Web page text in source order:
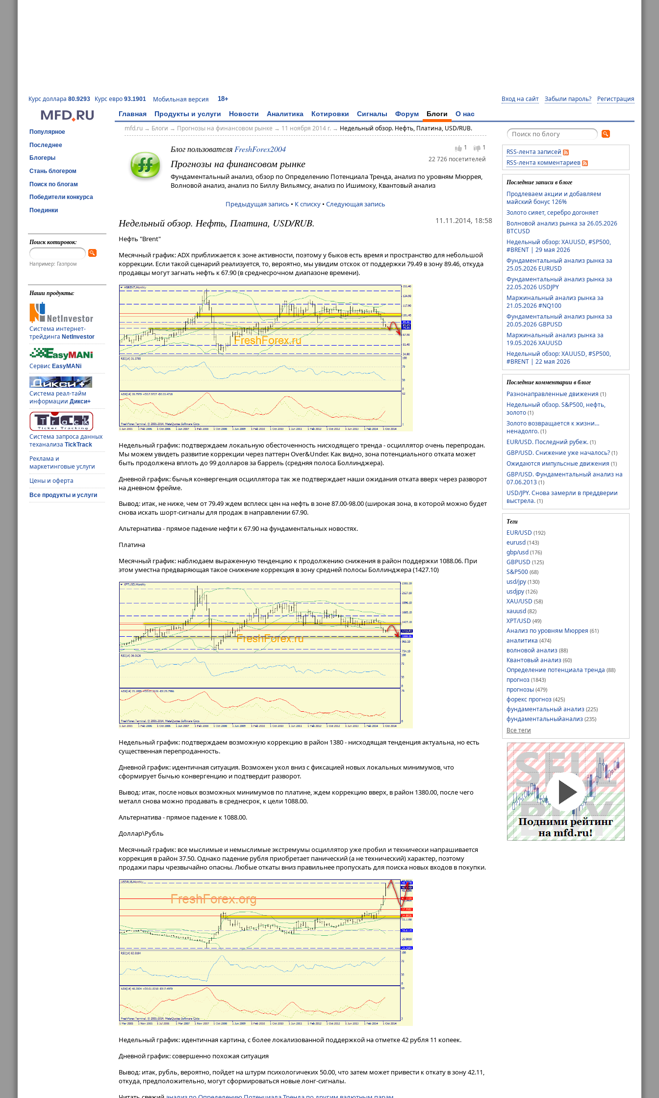
Курс доллара 80.9293 Курс евро 93.1901 Мобильная версия 18+ Вход на сайт Забыли пароль? Регистрация
Главная Продукты и услуги Новости Аналитика Котировки Сигналы Форум Блоги О нас
Популярное
Последнее
Блогеры
Стань блогером
Поиск по блогам
Победители конкурса
Поединки
Поиск котировок:
Например: Газпром
Наши продукты:
Система интернет-
трейдингаNetInvestor
СервисEasyMANi
Система реал-тайм
информацииДикси+
Система запроса данных
теханализаTickTrack
Реклама и
маркетинговые услуги
Цены и оферта
Все продукты и услуги
mfd.ru→ Блоги → Прогнозы на финансовом рынке → 11 ноября 2014 г. → Недельный обзор. Нефть, Платина, USD/RUB.
1
1
22 726 посетителей
Блог пользователяFreshForex2004
Прогнозы на финансовом рынке
Фундаментальный анализ, обзор по Определению Потенциала Тренда, анализ по уровням Мюррея,
Волновой анализ, анализ по Биллу Вильямсу, анализ по Ишимоку, Квантовый анализ
Предыдущая запись • К списку • Следующая запись
11.11.2014, 18:58
Недельный обзор. Нефть, Платина, USD/RUB.
Нефть "Brent"
Месячный график: ADX приближается к зоне активности, поэтому у быков есть время и пространство для небольшой
коррекции. Если такой сценарий реализуется, то, вероятно, мы увидим отскок от поддержки 79.49 в зону 89.46, откуда
продавцы могут загнать нефть к 67.90 (в среднесрочном диапазоне времени).
Недельный график: подтверждаем локальную обесточенность нисходящего тренда - осциллятор очень перепродан.
Мы можем увидеть развитие коррекции через паттерн Over&Under. Как видно, зона потенциального отката может
быть продолжена вплоть до 99 долларов за баррель (средняя полоса Боллинджера).
Дневной график: бычья конвергенция осциллятора так же подтверждает наши ожидания отката вверх через разворот
на дневном фрейме.
Вывод: итак, не ниже, чем от 79.49 ждем всплеск цен на нефть в зоне 87.00-98.00 (широкая зона, в которой можно будет
снова искать шорт-сигналы для продаж в направлении 67.90.
Альтернатива - прямое падение нефти к 67.90 на фундаментальных новостях.
Платина
Месячный график: наблюдаем выраженную тенденцию к продолжению снижения в район поддержки 1088.06. При
этом уместна предваряющая такое снижение коррекция в зону средней полосы Боллинджера (1427.10)
Недельный график: подтверждаем возможную коррекцию в район 1380 - нисходящая тенденция актуальна, но есть
существенная перепроданность.
Дневной график: идентичная ситуация. Возможен укол вниз с фиксацией новых локальных минимумов, что
сформирует бычью конвергенцию и подтвердит разворот.
Вывод: итак, после новых возможных минимумов по платине, ждем коррекцию вверх, в район 1380.00, после чего
металл снова можно продавать в среднесрок, к цели 1088.00.
Альтернатива - прямое падение к 1088.00.
Доллар\Рубль
Месячный график: все мыслимые и немыслимые экстремумы осциллятор уже пробил и технически напрашивается
коррекция в район 37.50. Однако падение рубля приобретает панический (а не технический) характер, поэтому
продажи пары чрезвычайно опасны. Любые откаты вниз правильнее пропускать для поиска новых входов в покупки.
Недельный график: идентичная картина, с более локализованной поддержкой на отметке 42 рубля 11 копеек.
Дневной график: совершенно похожая ситуация
Вывод: итак, рубль, вероятно, пойдет на штурм психологичеких 50.00, что затем может привести к откату в зону 42.11,
откуда, предположительно, могут сформироваться новые лонг-сигналы.
RSS-лента записей
RSS-лента комментариев
Последние записи в блоге
Продлеваем акции и добавляем
майский бонус 126%
Золото сияет, серебро догоняет
Волновой анализ рынка за 26.05.2026
BTCUSD
Недельный обзор: XAUUSD, #SP500,
#BRENT | 29 мая 2026
Фундаментальный анализ рынка за
25.05.2026 EURUSD
Фундаментальный анализ рынка за
22.05.2026 USDJPY
Маржинальный анализ рынка за
21.05.2026 #NQ100
Фундаментальный анализ рынка за
20.05.2026 GBPUSD
Маржинальный анализ рынка за
19.05.2026 XAUUSD
Недельный обзор: XAUUSD, #SP500,
#BRENT | 22 мая 2026
Последние комментарии в блоге
Разнонаправленные движения (1)
Недельный обзор. S&P500, нефть,
золото (1)
Золото возвращается к жизни…
ненадолго. (1)
EUR/USD. Последний рубеж. (1)
GBP/USD. Снижение уже началось? (1)
Ожидаются импульсные движения (1)
GBP/USD. Фундаментальный анализ на
07.06.2013 (1)
USD/JPY. Снова замерли в преддверии
выстрела. (1)
Теги
EUR/USD (192)
eurusd (143)
gbp/usd (176)
GBPUSD (125)
S&P500 (68)
usd/jpy (130)
usdjpy (126)
XAU/USD (58)
xauusd (82)
XPT/USD (49)
Анализ по уровням Мюррея (61)
аналитика (474)
волновой анализ (88)
Квантовый анализ (60)
Определение потенциала тренда (88)
прогноз (1843)
прогнозы (479)
форекс прогноз (425)
фундаментальный анализ (225)
фундаментальныйанализ (235)
Все теги